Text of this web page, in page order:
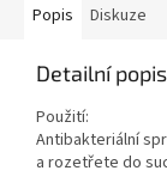
Popis Diskuze
Detailní
Použití:
Antibakteriální
a rozetřete do